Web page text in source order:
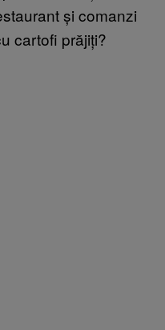
și comanzi
cartofi prăjiți?